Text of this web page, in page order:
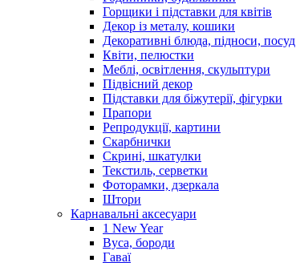
Горщики і підставки для квітів
Декор із металу, кошики
Декоративні блюда, підноси, посуд
Квіти, пелюстки
Меблі, освітлення, скульптури
Підвісний декор
Підставки для біжутерії, фігурки
Прапори
Репродукції, картини
Скарбнички
Скрині, шкатулки
Текстиль, серветки
Фоторамки, дзеркала
Штори
Карнавальні аксесуари
1 New Year
Вуса, бороди
Гаваї